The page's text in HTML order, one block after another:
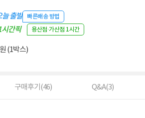
늘 출발 빠른배송 방법
시간픽
용산점·가산점 1시간
(1박스)
구매후기(46) Q&A(3)